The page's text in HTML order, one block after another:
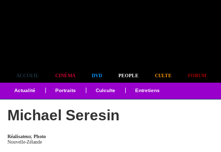
ACCUEIL CINÉMA DVD PEOPLE CULTE FORUM
Actualité Portraits Culculte Entretiens
Michael Seresin
Réalisateur, Photo
Nouvelle-Zélande